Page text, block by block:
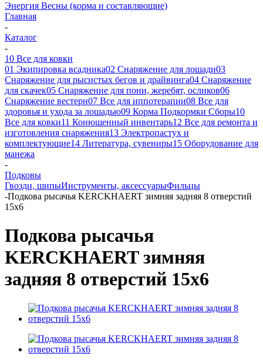
Энергия Весны (корма и составляющие)
Главная
-
Каталог
-
10 Все для ковки
01 Экипировка всадника02 Снаряжение для лошади03
Снаряжение для рысистых бегов и драйвинга04 Снаряжение
для скачек05 Снаряжение для пони, жеребят, осликов06
Снаряжение вестерн07 Все для иппотерапии08 Все для
здоровья и ухода за лошадью09 Корма Подкормки Сборы10
Все для ковки11 Конюшенный инвентарь12 Все для ремонта и
изготовления снаряжения13 Электропастух и
комплектующие14 Литература, сувениры15 Оборудование для
манежа
-
Подковы
Гвозди, шипыИнструменты, аксессуарыФильцы
-Подкова рысачья KERCKHAERT зимняя задняя 8 отверстий
15х6
Подкова рысачья
KERCKHAERT зимняя
задняя 8 отверстий 15х6